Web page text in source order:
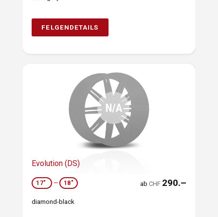
FELGENDETAILS
Evolution (DS)
17" — 18" abCHF 290.–
diamond-black